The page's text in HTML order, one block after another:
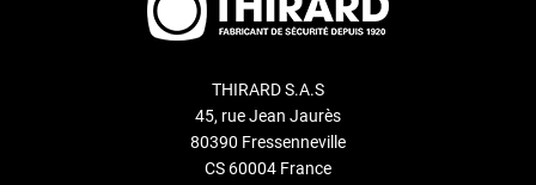
THIRARD S.A.S
45, rue Jean Jaurès
80390 Fressenneville
CS 60004 France